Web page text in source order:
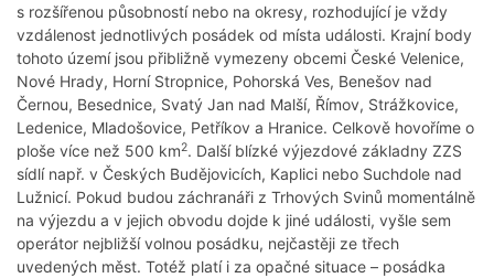
s rozšířenou působností nebo na okresy, rozhodující je vždy
vzdálenost jednotlivých posádek od místa události. Krajní body
tohoto území jsou přibližně vymezeny obcemi České Velenice,
Nové Hrady, Horní Stropnice, Pohorská Ves, Benešov nad
Černou, Besednice, Svatý Jan nad Malší, Římov, Strážkovice,
Ledenice, Mladošovice, Petříkov a Hranice. Celkově hovoříme o
ploše více než 500 km2. Další blízké výjezdové základny ZZS
sídlí např. v Českých Budějovicích, Kaplici nebo Suchdole nad
Lužnicí. Pokud budou záchranáři z Trhových Svinů momentálně
na výjezdu a v jejich obvodu dojde k jiné události, vyšle sem
operátor nejbližší volnou posádku, nejčastěji ze třech
uvedených měst. Totéž platí i za opačné situace – posádka